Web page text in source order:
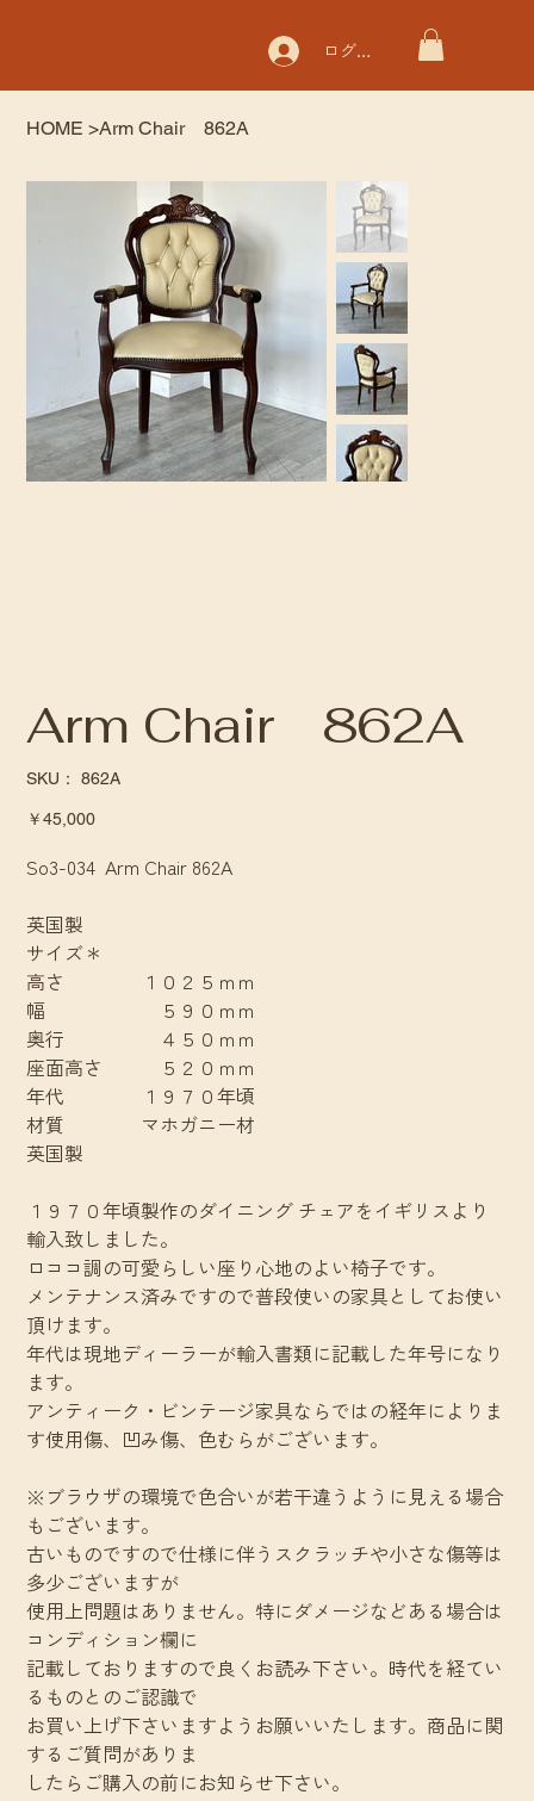
ログイン
HOME >Arm Chair 862A
Arm Chair 862A
SKU：
SKU：
862A
価
￥45,000
So3-034 Arm Chair 862A
英国製
サイズ＊
高さ １０２５ｍｍ
幅 ５９０ｍｍ
奥行 ４５０ｍｍ
座面高さ ５２０ｍｍ
年代 １９７０年頃
材質 マホガニー材
英国製
１９７０年頃製作のダイニング チェアをイギリスより
輸入致しました。
ロココ調の可愛らしい座り心地のよい椅子です。
メンテナンス済みですので普段使いの家具としてお使い
頂けます。
年代は現地ディーラーが輸入書類に記載した年号になり
ます。
アンティーク・ビンテージ家具ならではの経年によりま
す使用傷、凹み傷、色むらがございます。
※ブラウザの環境で色合いが若干違うように見える場合
もございます。
古いものですので仕様に伴うスクラッチや小さな傷等は
多少ございますが
使用上問題はありません。特にダメージなどある場合は
コンディション欄に
記載しておりますので良くお読み下さい。時代を経てい
るものとのご認識で
お買い上げ下さいますようお願いいたします。商品に関
するご質問がありま
したらご購入の前にお知らせ下さい。